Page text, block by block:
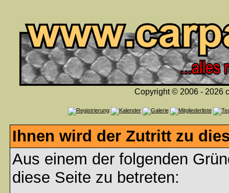
Copyright © 2006 - 2026
Ihnen wird der Zutritt zu
Aus einem der folgenden
diese Seite zu betreten: